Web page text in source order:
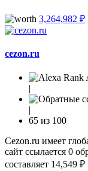
3,264,982 ₽
cezon.ru
|
|
65 из 100
Cezon.ru имеет
сайт ссылается 0
составляет 14,549 ₽